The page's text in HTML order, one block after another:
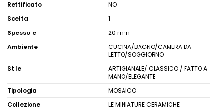
Rettificato
NO
Scelta
1
Spessore
20 mm
Ambiente
CUCINA/BAGNO/CAMERA DA
LETTO/SOGGIORNO
Stile
ARTIGIANALE/ CLASSICO / FATTO A
MANO/ELEGANTE
Tipologia
MOSAICO
Collezione
LE MINIATURE CERAMICHE